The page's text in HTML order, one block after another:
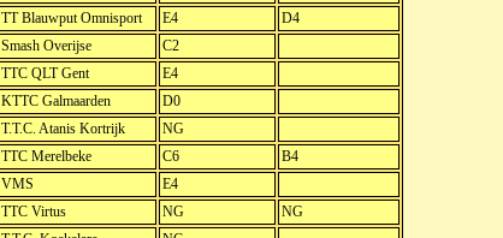
TT Blauwput Omnisport E4
D4
Smash Overijse
C2
TTC QLT Gent
E4
KTTC Galmaarden
D0
T.T.C. Atanis Kortrijk
NG
TTC Merelbeke C6
B4
VMS
E4
TTC Virtus NG
NG